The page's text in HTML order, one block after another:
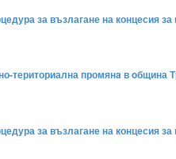
за възлагане на
териториална промянa в
за възлагане на концесия